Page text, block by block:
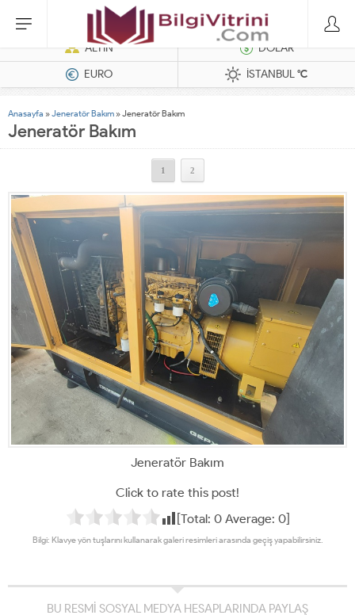
Dizel Jeneratörler
ALTIN
DOLAR
EURO
İSTANBUL°C
Anasayfa »Jeneratör Bakım »Jeneratör Bakım
Jeneratör Bakım
1 2
Jeneratör Bakım
Click to rate this post!
[Total: 0Average: 0]
Bilgi: Klavye yön tuşlarını kullanarak galeri resimleri arasında geçiş yapabilirsiniz.
BU RESMİ SOSYAL MEDYA HESAPLARINDA PAYLAŞ